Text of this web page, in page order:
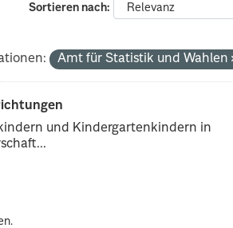
Sortieren nach
Amt für Statistik und Wahlen
und Kindergartenkindern in